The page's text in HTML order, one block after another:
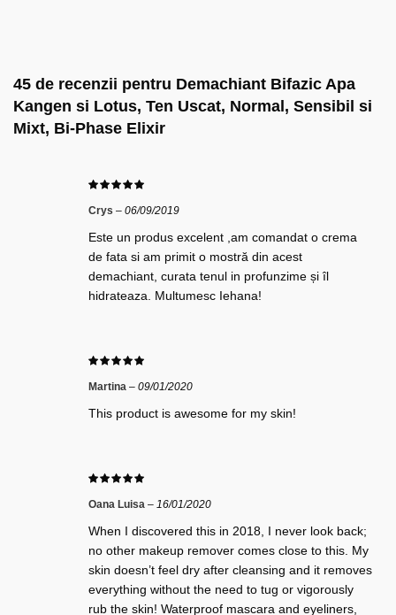
45 de recenzii pentru Demachiant Bifazic Apa
Kangen si Lotus, Ten Uscat, Normal, Sensibil si
Mixt, Bi-Phase Elixir
Crys – 06/09/2019
Este un produs excelent ,am comandat o crema
de fata si am primit o mostră din acest
demachiant, curata tenul in profunzime și îl
hidrateaza. Multumesc Iehana!
Martina – 09/01/2020
This product is awesome for my skin!
Oana Luisa – 16/01/2020
When I discovered this in 2018, I never look back;
no other makeup remover comes close to this. My
skin doesn’t feel dry after cleansing and it removes
everything without the need to tug or vigorously
rub the skin! Waterproof mascara and eyeliners,